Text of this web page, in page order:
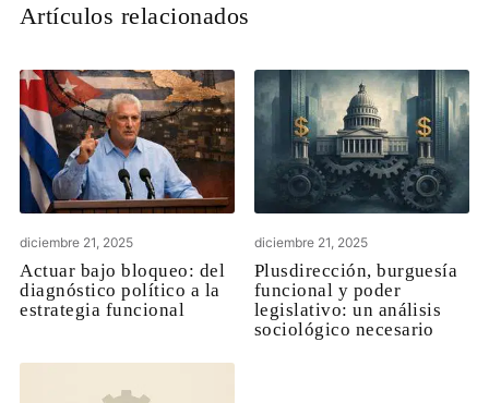
Artículos relacionados
diciembre 21, 2025
Actuar bajo bloqueo: del
diagnóstico político a la
estrategia funcional
diciembre 21, 2025
Plusdirección, burguesía
funcional y poder
legislativo: un análisis
sociológico necesario